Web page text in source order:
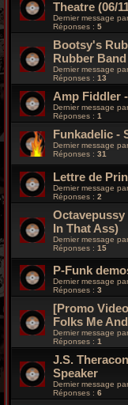
Theatre (06/
Dernier message par
Réponses : 5
Bootsy's
Rubber Band
Dernier message par
Réponses : 13
Amp Fiddler
Dernier message
Réponses : 1
Funkadelic -
Dernier message par
Réponses : 31
Lettre de
Dernier message
Réponses : 2
Octavepussy
In That Ass)
Dernier message par
Réponses : 15
P-Funk
Dernier message
Réponses : 3
[Promo
Folks Me
Dernier message par
Réponses : 1
J.S.
Speaker
Dernier message par
Réponses : 6